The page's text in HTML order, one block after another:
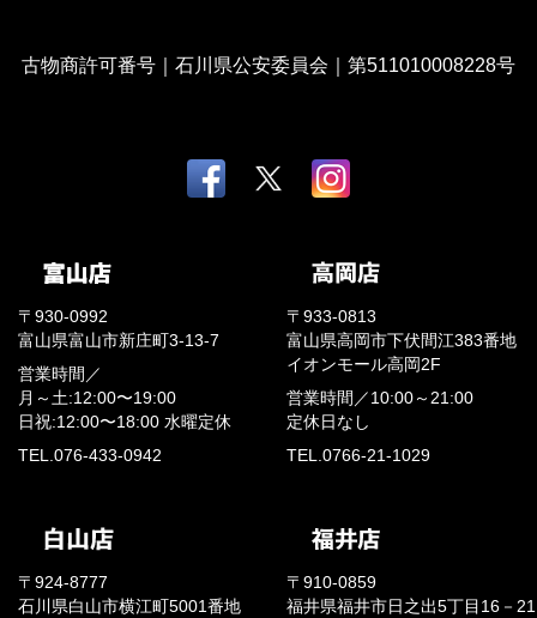
古物商許可番号｜石川県公安委員会｜第511010008228号
〒930-0992
富山県富山市新庄町3-13-7
営業時間／
月～土:12:00〜19:00
日祝:12:00〜18:00 水曜定休
TEL.076-433-0942
〒933-0813
富山県高岡市下伏間江383番地
イオンモール高岡2F
営業時間／ 10:00～21:00
定休日なし
TEL.0766-21-1029
〒924-8777
石川県白山市横江町5001番地
〒910-0859
福井県福井市日之出5丁目16－21